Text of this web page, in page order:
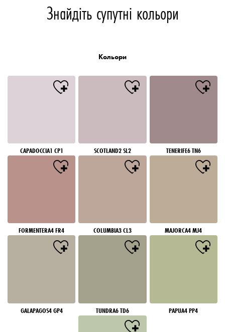
Знайдіть супутні кольори
Кольори
CAPADOCCIA1 CP1 SCOTLAND2 SL2 TENERIFE6 TN6
FORMENTERA4 FR4 COLUMBIA3 CL3 MAJORCA4 MJ4
GALAPAGOS4 GP4 TUNDRA6 TD6 PAPUA4 PP4